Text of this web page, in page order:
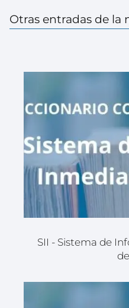
Otras entradas de la
SII - Sistema de